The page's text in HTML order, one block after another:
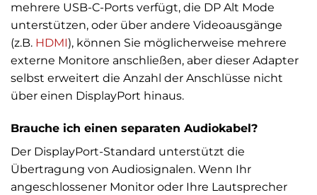
mehrere USB-C-Ports verfügt, die DP Alt Mode
unterstützen, oder über andere Videoausgänge
(z.B. HDMI), können Sie möglicherweise mehrere
externe Monitore anschließen, aber dieser Adapter
selbst erweitert die Anzahl der Anschlüsse nicht
über einen DisplayPort hinaus.
Brauche ich einen separaten Audiokabel?
Der DisplayPort-Standard unterstützt die
Übertragung von Audiosignalen. Wenn Ihr
angeschlossener Monitor oder Ihre Lautsprecher